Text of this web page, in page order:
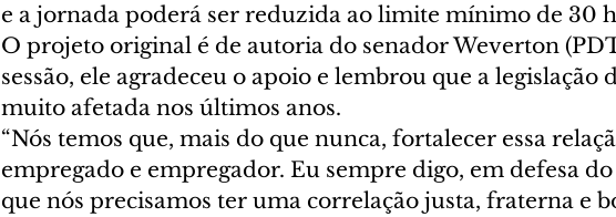
e a jornada poderá ser reduzida ao limite mínimo de 30
O projeto original é de autoria do senador Weverton
sessão, ele agradeceu o apoio e lembrou que a legislação
muito afetada nos últimos anos.
“Nós temos que, mais do que nunca, fortalecer essa
empregado e empregador. Eu sempre digo, em defesa
que nós precisamos ter uma correlação justa, fraterna e